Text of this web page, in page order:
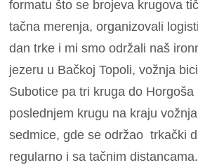
formatu što se brojeva krugova
tačna merenja, organizovali
dan trke i mi smo održali naš
jezeru u Bačkoj Topoli, vožnja
Subotice pa tri kruga do Horgoša
poslednjem krugu na kraju
sedmice, gde se održao trkački
regularno i sa tačnim